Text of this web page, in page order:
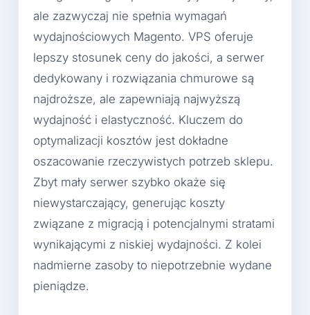
ale zazwyczaj nie spełnia wymagań
wydajnościowych Magento. VPS oferuje
lepszy stosunek ceny do jakości, a serwer
dedykowany i rozwiązania chmurowe są
najdroższe, ale zapewniają najwyższą
wydajność i elastyczność. Kluczem do
optymalizacji kosztów jest dokładne
oszacowanie rzeczywistych potrzeb sklepu.
Zbyt mały serwer szybko okaże się
niewystarczający, generując koszty
związane z migracją i potencjalnymi stratami
wynikającymi z niskiej wydajności. Z kolei
nadmierne zasoby to niepotrzebnie wydane
pieniądze.